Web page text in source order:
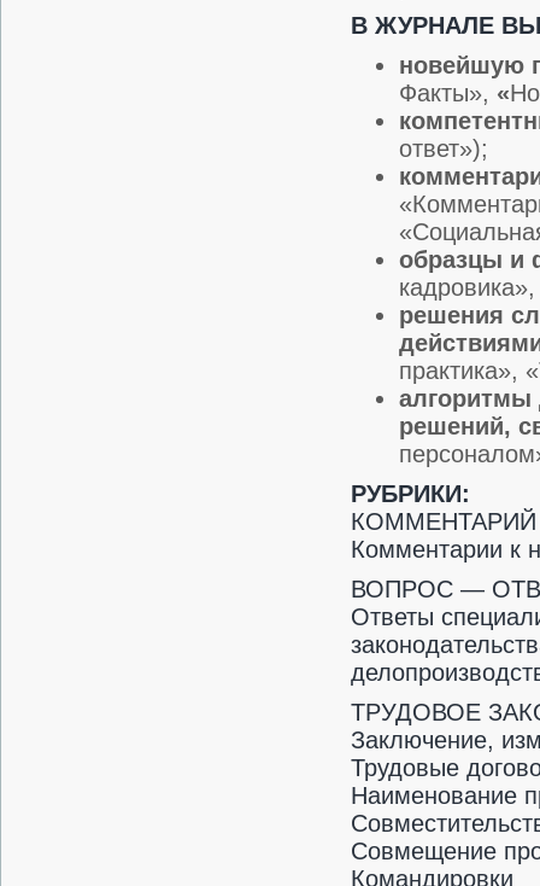
В ЖУРНАЛЕ
новейшую
Факты», «
ответ»);
образцы и
решения
практика»,
алгоритмы
решений,
РУБРИКИ:
КОММЕНТАРИЙ
Комментарии к
ВОПРОС —
Ответы
ТРУДОВОЕ
Заключение,
Трудовые
Наименование
Совмещение
Командировки